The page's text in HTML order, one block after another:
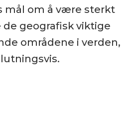
mål om å være sterkt
de geografisk viktige
områdene i verden,